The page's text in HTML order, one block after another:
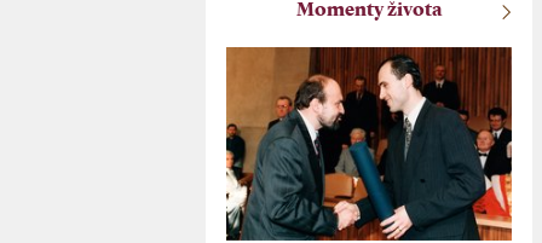
Momenty života